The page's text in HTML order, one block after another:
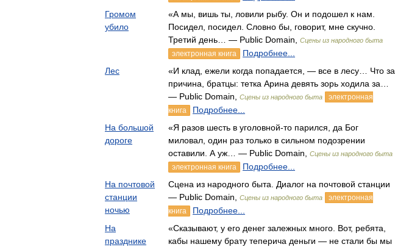
Громом
убило
«А мы, вишь ты, ловили рыбу. Он и подошел к нам.
Посидел, посидел. Словно бы, говорит, мне скучно.
Третий день… — Public Domain,
Сцены из народного быта
электронная книга Подробнее...
Лес
«И клад, ежели когда попадается, — все в лесу… Что за
причина, братцы: тетка Арина девять зорь ходила за…
— Public Domain,
Сцены из народного быта
электронная
книга
Подробнее...
На большой
дороге
«Я разов шесть в уголовной-то парился, да Бог
миловал, один раз только в сильном подозрении
оставили. А уж… — Public Domain,
Сцены из народного быта
электронная книга Подробнее...
На почтовой
станции
ночью
Сцена из народного быта. Диалог на почтовой станции
— Public Domain,
Сцены из народного быта
электронная
книга
Подробнее...
На
празднике
«Сказывают, у его денег залежных много. Вот, ребята,
кабы нашему брату теперича деньги — не стали бы мы